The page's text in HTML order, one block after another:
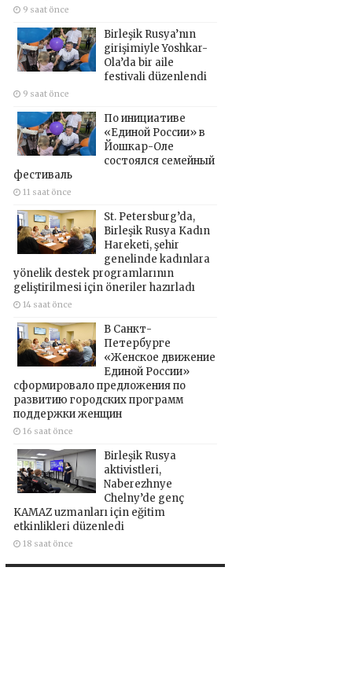
9 saat önce
Birleşik Rusya’nın
girişimiyle Yoshkar-
Ola’da bir aile
festivali düzenlendi
9 saat önce
По инициативе
«Единой России» в
Йошкар-Оле
состоялся семейный
фестиваль
11 saat önce
St. Petersburg’da,
Birleşik Rusya Kadın
Hareketi, şehir
genelinde kadınlara
yönelik destek programlarının
geliştirilmesi için öneriler hazırladı
14 saat önce
В Санкт-
Петербурге
«Женское движение
Единой России»
сформировало предложения по
развитию городских программ
поддержки женщин
16 saat önce
Birleşik Rusya
aktivistleri,
Naberezhnye
Chelny’de genç
KAMAZ uzmanları için eğitim
etkinlikleri düzenledi
18 saat önce